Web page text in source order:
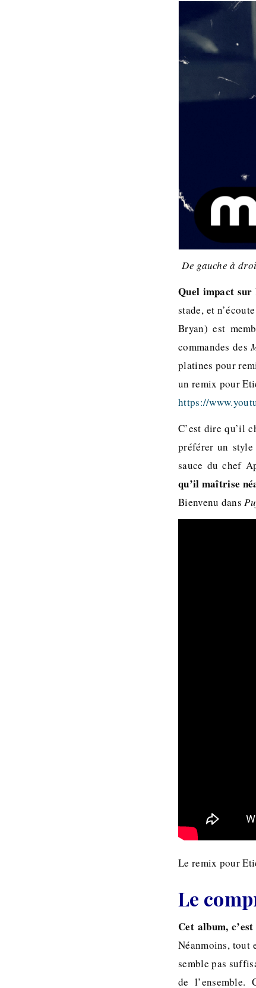
De gauche à
Quel impact sur
stade, et
Bryan) est
commandes des
platines pour
un remix pour
https://
C’est dire qu’il
préférer un
sauce du chef
qu’il maîtrise
Bienvenu dans
Le remix pour
Le
Cet album,
Néanmoins, tout
semble pas
de l’ensemble.